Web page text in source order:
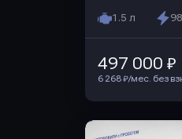
1.5 л
497 000 ₽
6 268 ₽/мес. без